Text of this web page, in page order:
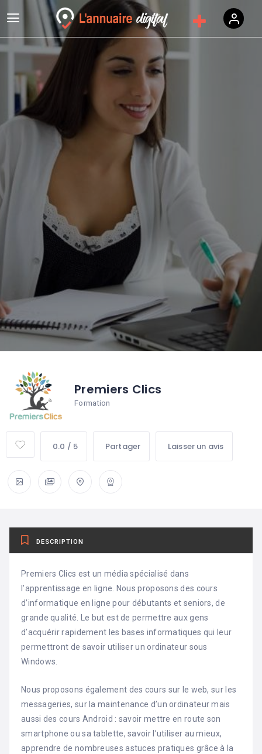
Premiers Clics
Formation
0.0 / 5 Partager Laisser un avis
DESCRIPTION
Premiers Clics est un média spécialisé dans
l’apprentissage en ligne. Nous proposons des cours
d’informatique en ligne pour débutants et seniors, de
grande qualité. Le but est de permettre aux gens
d’acquérir rapidement les bases informatiques qui leur
permettront de savoir utiliser un ordinateur sous
Windows.
Nous proposons également des cours sur le web, sur les
messageries, sur la maintenance d’un ordinateur mais
aussi des cours Android : savoir mettre en route son
smartphone ou sa tablette, savoir l’utiliser au mieux,
apprendre de nombreuses astuces pratiques grâce à la